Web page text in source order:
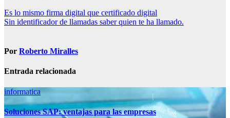
Navegación
de
Es lo mismo firma digital que certificado digital
Sin identificador de llamadas saber quien te ha llamado.
Por Roberto Miralles
Entrada relacionada
informatica
Soluciones SAP: ventajas para las empresas